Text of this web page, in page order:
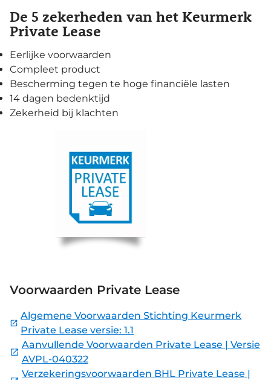
De 5 zekerheden van het Keurmerk
Private Lease
Eerlijke voorwaarden
Compleet product
Bescherming tegen te hoge financiële lasten
14 dagen bedenktijd
Zekerheid bij klachten
Voorwaarden Private Lease
Algemene Voorwaarden Stichting Keurmerk
Private Lease versie: 1.1
Aanvullende Voorwaarden Private Lease | Versie
AVPL-040322
Verzekeringsvoorwaarden BHL Private Lease |